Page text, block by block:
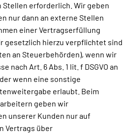
Stellen erforderlich. Wir geben
nur dann an externe Stellen
einer Vertragserfüllung
gesetzlich hierzu verpflichtet sind
an Steuerbehörden), wenn wir
nach Art. 6 Abs. 1 lit. f DSGVO an
wenn eine sonstige
erlaubt. Beim
geben wir
unserer Kunden nur auf
Vertrags über